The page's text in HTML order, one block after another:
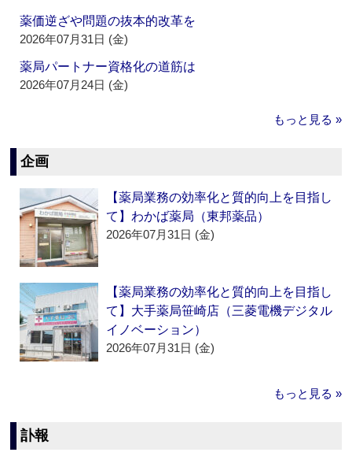
薬価逆ざや問題の抜本的改革を
2026年07月31日 (金)
薬局パートナー資格化の道筋は
2026年07月24日 (金)
もっと見る »
企画
【薬局業務の効率化と質的向上を目指し
て】わかば薬局（東邦薬品）
2026年07月31日 (金)
【薬局業務の効率化と質的向上を目指し
て】大手薬局笹崎店（三菱電機デジタル
イノベーション）
2026年07月31日 (金)
もっと見る »
訃報